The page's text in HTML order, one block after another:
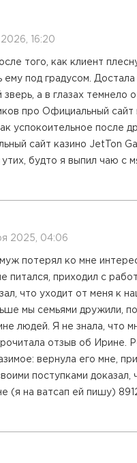
2026, 16:20
того, как клиент
ему под градусом.
зверь, а в глазах
про Официальный сайт
успокоительное после
сайт казино JetTon
утих, будто я выпил чаю с
2025, 04:06
потерял ко мне
питался, приходил с
что уходит от меня к
мы семьями дружили,
людей. Я не знала, что
отзыв об Ирине.
вернула его мне,
поступками
(я на ватсап ей пишу)